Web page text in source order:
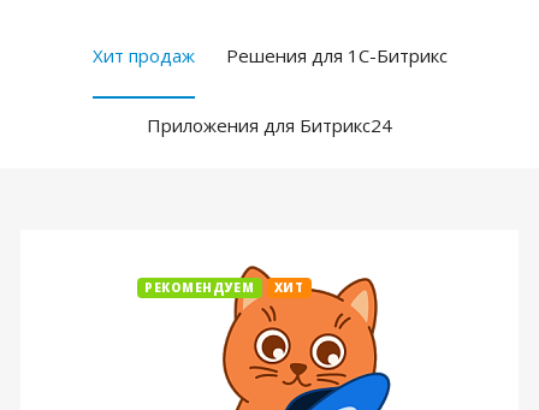
Хит продаж Решения для 1С-Битрикс
Приложения для Битрикс24
РЕКОМЕНДУЕМ ХИТ